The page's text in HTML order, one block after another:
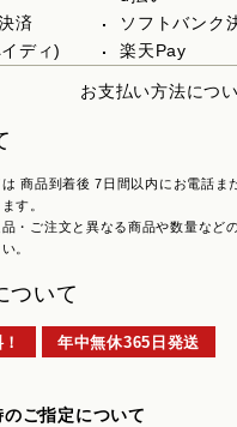
済
ソフトバンク
ディ)
楽天Pay
お支払い方法につ
商品到着後 7日間以内にお電話ま
す。
・ご注文と異なる商品や数量など
。
ついて
年中無休365日発送
のご指定について